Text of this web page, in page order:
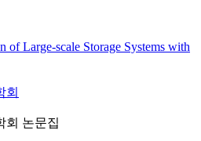
of Large-scale Storage Systems with
회
회 논문집